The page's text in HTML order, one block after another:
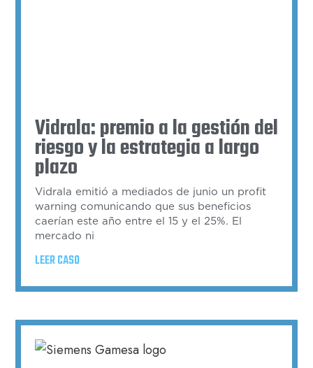
Vidrala: premio a la gestión del
riesgo y la estrategia a largo
plazo
Vidrala emitió a mediados de junio un profit
warning comunicando que sus beneficios
caerían este año entre el 15 y el 25%. El
mercado ni
LEER CASO